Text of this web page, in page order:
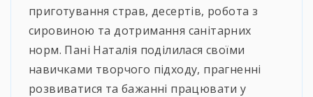
приготування страв, десертів, робота з
сировиною та дотримання санітарних
норм. Пані Наталія поділилася своїми
навичками творчого підходу, прагненні
розвиватися та бажанні працювати у